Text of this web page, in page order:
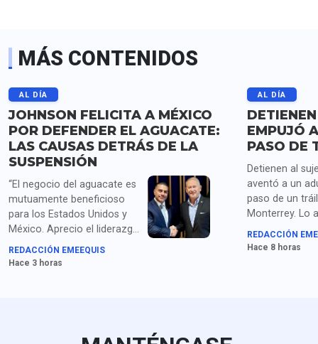
MÁS CONTENIDOS
AL DÍA
JOHNSON FELICITA A MÉXICO
POR DEFENDER EL AGUACATE:
LAS CAUSAS DETRÁS DE LA
SUSPENSIÓN
“El negocio del aguacate es
mutuamente beneficioso
para los Estados Unidos y
México. Aprecio el liderazgo
de la presidenta Sheinbaum
y los compromisos de
REDACCIÓN EMEEQUIS
Hace 3 horas
AL DÍA
EMPUJÓ
PASO DE
Detienen al
aventó a un
paso de un
Monterrey. Lo
homicidio y
droga.
REDACCIÓN
Hace 8 horas